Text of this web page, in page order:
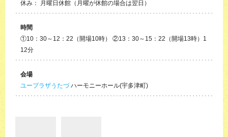
休み： 月曜日休館（月曜が休館の場合は翌日）
時間
①10：30～12：22（開場10時） ②13：30～15：22（開場13時）1
12分
会場
ユープラザうたづハーモニーホール(宇多津町)